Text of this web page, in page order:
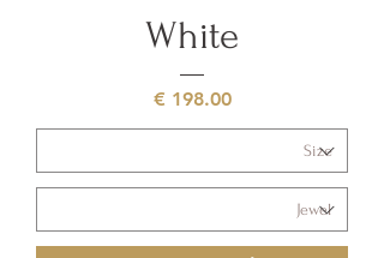
White
السعر‏198.00 €